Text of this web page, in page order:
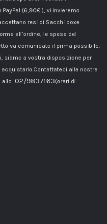
(6,90€ ), vi invieremo
resi di Sacchi boxe.
all’ordine, le spese del
va comunicato il prima possibile.
siamo a vostra disposizione per
alla nostra
allo 02/9837163(orari di